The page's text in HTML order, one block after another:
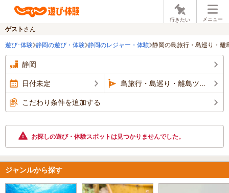
行きたい メニュー
ゲスト さん
遊び･体験 静岡の遊び・体験 静岡のレジャー・体験 静岡の島旅行・島巡り・離
静岡
日付未定 島旅行・島巡り・離島ツアー
こだわり条件を追加する
お探しの遊び・体験スポットは見つかりませんでした。
ジャンルから探す